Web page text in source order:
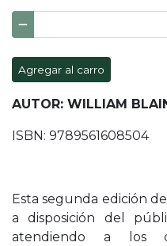
Agregar al carro
AUTOR: WILLIAM
ISBN: 9789561608504
Esta segunda edición
a disposición del
atendiendo a los